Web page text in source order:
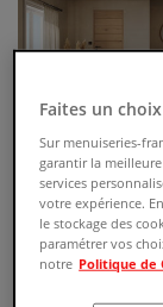
Revêtus d'un
magnétique et
Faites un
Sur menuiseries-
garantir la
services
votre expérience.
le stockage des
paramétrer vos
notre Politique de